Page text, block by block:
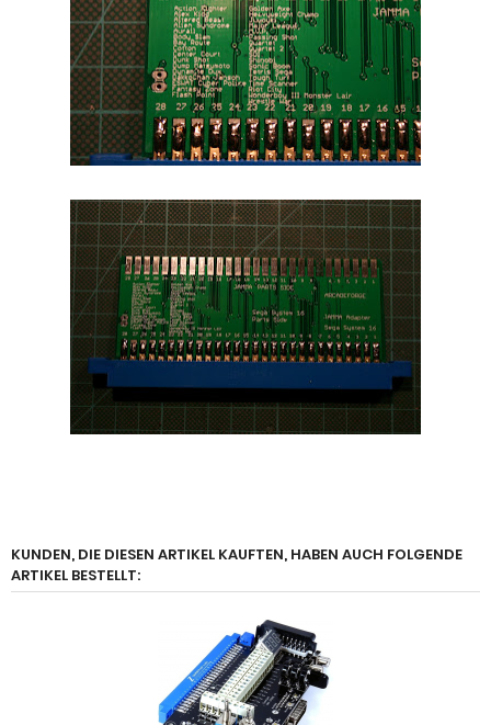
KUNDEN, DIE DIESEN ARTIKEL KAUFTEN, HABEN AUCH FOLGENDE
ARTIKEL BESTELLT: